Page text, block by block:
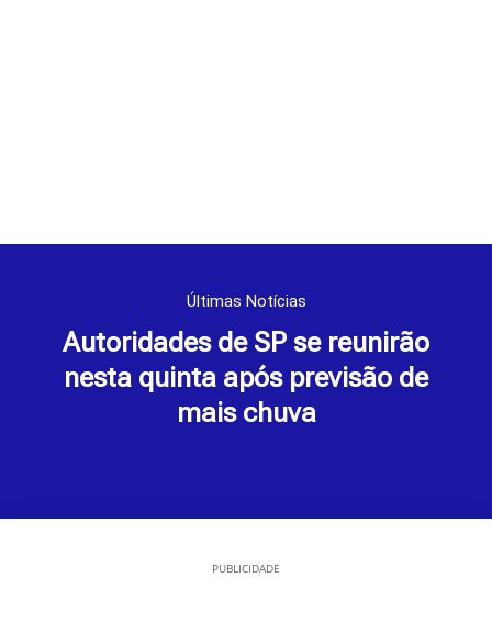
Últimas Notícias
Autoridades de SP se reunirão
nesta quinta após previsão de
mais chuva
PUBLICIDADE